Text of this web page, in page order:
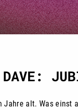
Jahre alt. Was